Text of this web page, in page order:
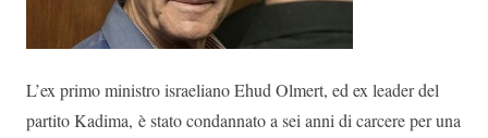
L’ex primo ministro israeliano Ehud Olmert, ed ex leader del
partito Kadima, è stato condannato a sei anni di carcere per una